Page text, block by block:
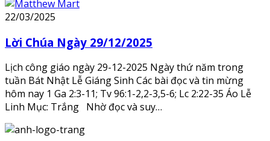
22/03/2025
Lời Chúa Ngày 29/12/2025
Lịch công giáo ngày 29-12-2025 Ngày thứ năm trong
tuần Bát Nhật Lễ Giáng Sinh Các bài đọc và tin mừng
hôm nay 1 Ga 2:3-11; Tv 96:1-2,2-3,5-6; Lc 2:22-35 Áo Lễ
Linh Mục: Trắng Nhờ đọc và suy…